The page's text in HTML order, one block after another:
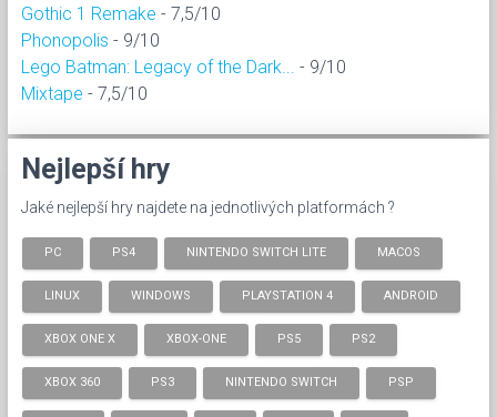
Gothic 1 Remake - 7,5/10
Phonopolis - 9/10
Lego Batman: Legacy of the Dark...
- 9/10
Mixtape - 7,5/10
Nejlepší hry
Jaké nejlepší hry najdete na jednotlivých platformách ?
PC PS4 NINTENDO SWITCH LITE MACOS
LINUX WINDOWS PLAYSTATION 4 ANDROID
XBOX ONE X XBOX-ONE PS5 PS2
XBOX 360 PS3 NINTENDO SWITCH PSP